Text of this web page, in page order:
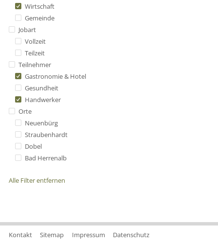
Wirtschaft
Gemeinde
Jobart
Vollzeit
Teilzeit
Teilnehmer
Gastronomie & Hotel
Gesundheit
Handwerker
Orte
Neuenbürg
Straubenhardt
Dobel
Bad Herrenalb
Alle Filter entfernen
Kontakt Sitemap Impressum Datenschutz